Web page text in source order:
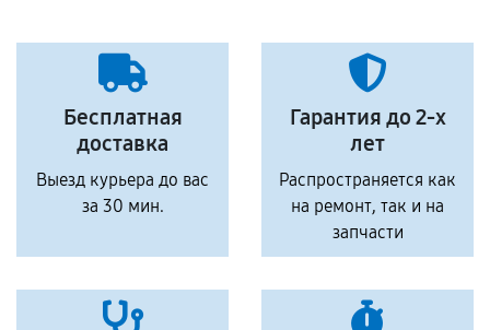
Бесплатная
доставка
Выезд курьера до вас
за 30 мин.
Гарантия до 2-х
лет
Распространяется как
на ремонт, так и на
запчасти